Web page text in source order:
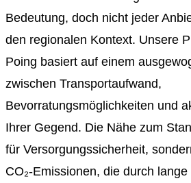
Bedeutung, doch nicht jeder
den regionalen Kontext. Unsere
Poing basiert auf einem
zwischen Transportaufwand,
Bevorratungsmöglichkeiten und
Ihrer Gegend. Die Nähe zum
für Versorgungssicherheit,
CO₂-Emissionen, die durch